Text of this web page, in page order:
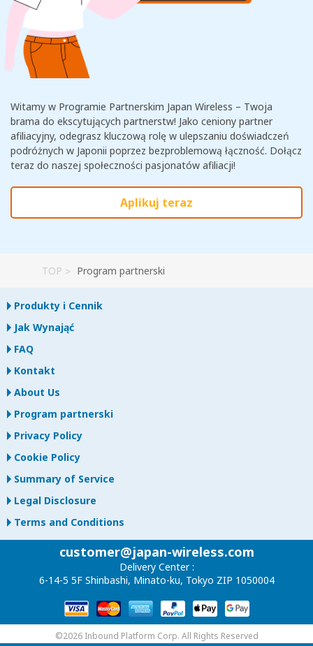
Witamy w Programie Partnerskim Japan Wireless – Twoja
brama do ekscytujących partnerstw! Jako ceniony partner
afiliacyjny, odegrasz kluczową rolę w ulepszaniu doświadczeń
podróżnych w Japonii poprzez bezproblemową łączność. Dołącz
teraz do naszej społeczności pasjonatów afiliacji!
Aplikuj teraz
TOP Program partnerski
Produkty i Cennik
Jak Wynająć
FAQ
Kontakt
About Us
Program partnerski
Privacy Policy
Cookie Policy
Summary of Service
Legal Disclosure
Terms and Conditions
customer@japan-wireless.com
Delivery Center :
6-14-5 5F Shinbashi, Minato-ku, Tokyo ZIP 1050004
©2026 Inbound Platform Corp. All Rights Reserved